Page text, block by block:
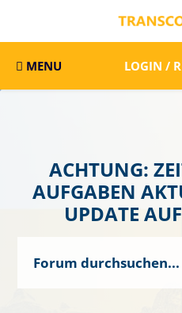
MENU LOGIN /
ACHTUNG:
AUFGABEN
UPDATE